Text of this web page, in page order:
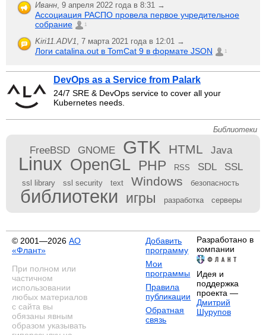
Иванн, 9 апреля 2022 года в 8:31 →
Ассоциация РАСПО провела первое учредительное
собрание
1
Kiri11.ADV1, 7 марта 2021 года в 12:01 →
Логи catalina.out в TomCat 9 в формате JSON 1
DevOps as a Service from Palark
24/7 SRE & DevOps service to cover all your
Kubernetes needs.
Библиотеки
FreeBSD GNOME GTK HTML Java
Linux OpenGL PHP RSS SDL SSL
ssl library ssl security text Windows безопасность
библиотеки игры разработка серверы
© 2001—2026 АО
«Флант»
При полном или
частичном
использовании
любых материалов
с сайта вы
обязаны явным
образом указывать
Добавить
программу
Мои
программы
Правила
публикации
Обратная
связь
Разработано в
компании
Идея и
поддержка
проекта —
Дмитрий
Шурупов